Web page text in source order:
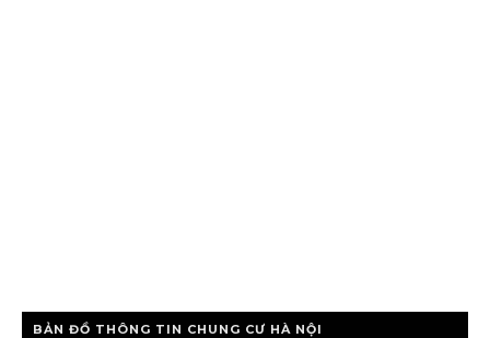
BẢN ĐỒ THÔNG TIN CHUNG CƯ HÀ NỘI